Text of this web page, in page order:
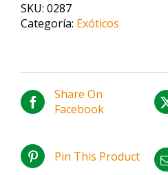
SKU: 0287
Categoría: Exóticos
Share On
Facebook
Pin This Product